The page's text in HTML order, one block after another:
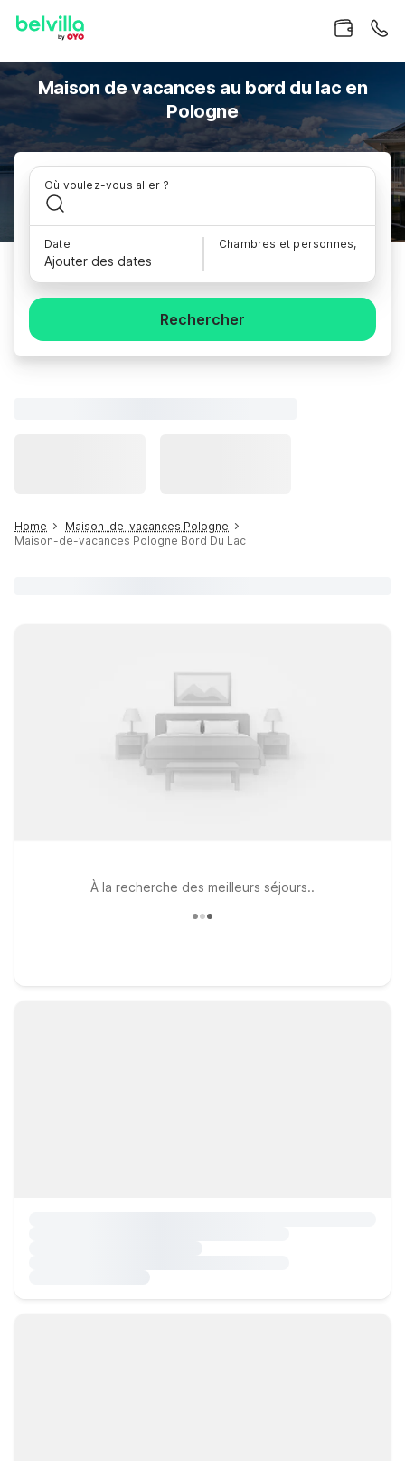
Maison de vacances au bord du lac en
Pologne
Où voulez-vous aller ?
Date
Ajouter des dates
Chambres et personnes,
Rechercher
Home
Maison-de-vacances Pologne
Maison-de-vacances Pologne Bord Du Lac
À la recherche des meilleurs séjours..